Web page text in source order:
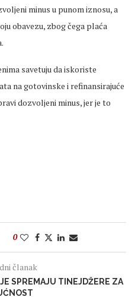
minus u punom iznosu, a
obavezu, zbog čega plaća
savetuju da iskoriste
na gotovinske i refinansirajuće
dozvoljeni minus, jer je to
0
članak
SPREMAJU TINEJDŽERE ZA